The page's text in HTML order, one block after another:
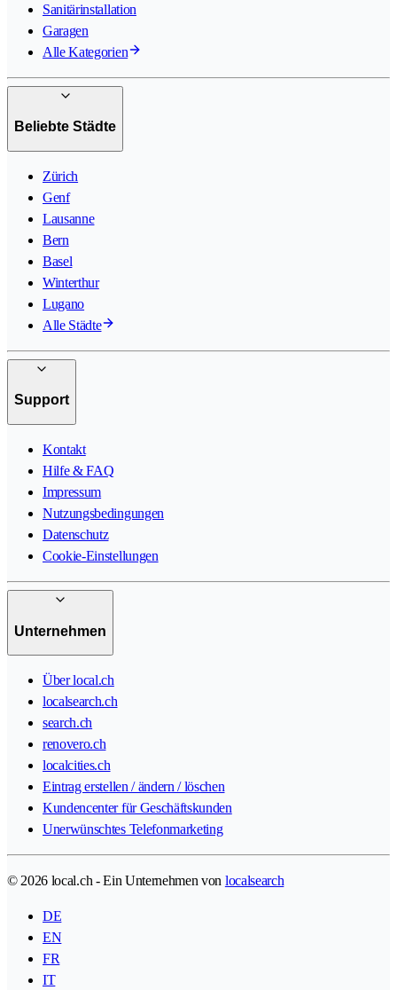
Sanitärinstallation
Garagen
Alle Kategorien
Beliebte Städte
Zürich
Genf
Lausanne
Bern
Basel
Winterthur
Lugano
Alle Städte
Support
Kontakt
Hilfe & FAQ
Impressum
Nutzungsbedingungen
Datenschutz
Cookie-Einstellungen
Unternehmen
Über local.ch
localsearch.ch
search.ch
renovero.ch
localcities.ch
Eintrag erstellen / ändern / löschen
Kundencenter für Geschäftskunden
Unerwünschtes Telefonmarketing
© 2026 local.ch - Ein Unternehmen von localsearch
DE
EN
FR
IT